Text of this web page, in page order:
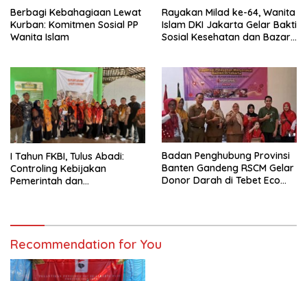
Berbagi Kebahagiaan Lewat
Kurban: Komitmen Sosial PP
Wanita Islam
Rayakan Milad ke-64, Wanita
Islam DKI Jakarta Gelar Bakti
Sosial Kesehatan dan Bazar
I Tahun FKBI, Tulus Abadi:
Controling Kebijakan
Pemerintah dan
Badan Penghubung Provinsi
Banten Gandeng RSCM Gelar
Donor Darah di Tebet Eco
Recommendation for You